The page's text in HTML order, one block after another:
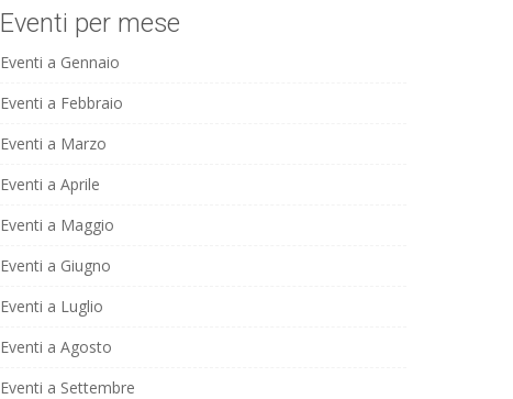
Eventi per mese
Eventi a Gennaio
Eventi a Febbraio
Eventi a Marzo
Eventi a Aprile
Eventi a Maggio
Eventi a Giugno
Eventi a Luglio
Eventi a Agosto
Eventi a Settembre